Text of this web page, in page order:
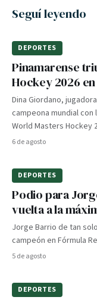
Seguí leyendo
DEPORTES
Pinamarense
Hockey 2026
Dina Giordano,
campeona mundial
World Masters Hockey
6 de agosto
DEPORTES
Podio para
vuelta a la
Jorge Barrio de tan
campeón en Fórmula
5 de agosto
DEPORTES